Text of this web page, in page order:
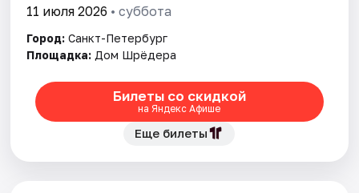
Рейтинги
11 июля 2026 • суббота
Город: Санкт-Петербург
Площадка: Дом Шрёдера
Билеты со скидкой
на Яндекс Афише
Еще билеты